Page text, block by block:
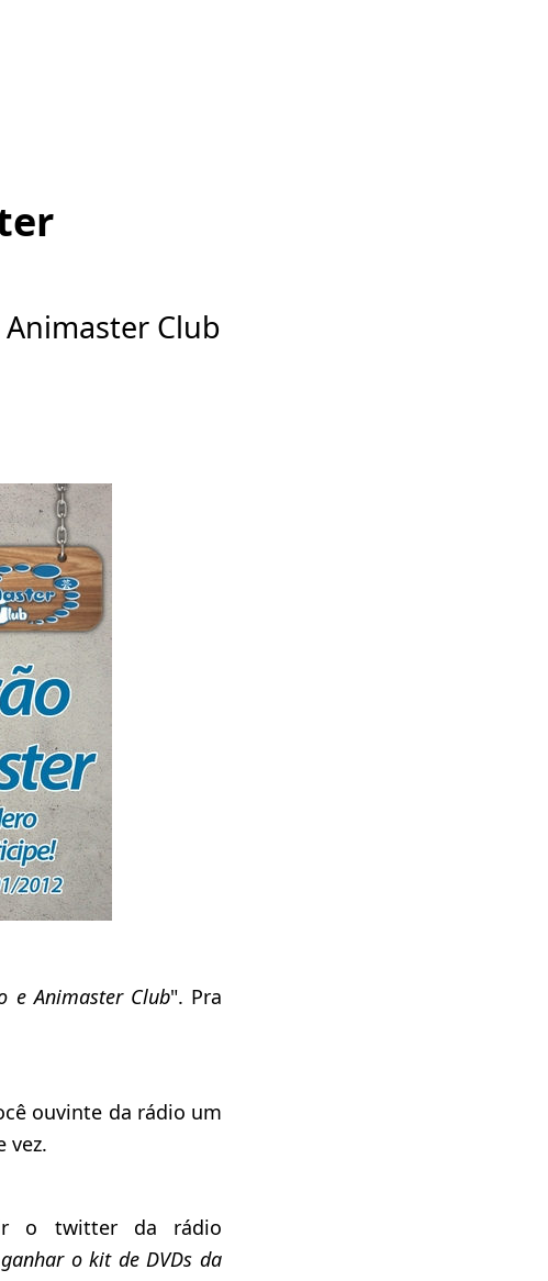
Animaster Club
e Animaster Club". Pra
ouvinte da rádio um
vez.
o twitter da rádio
o kit de DVDs da